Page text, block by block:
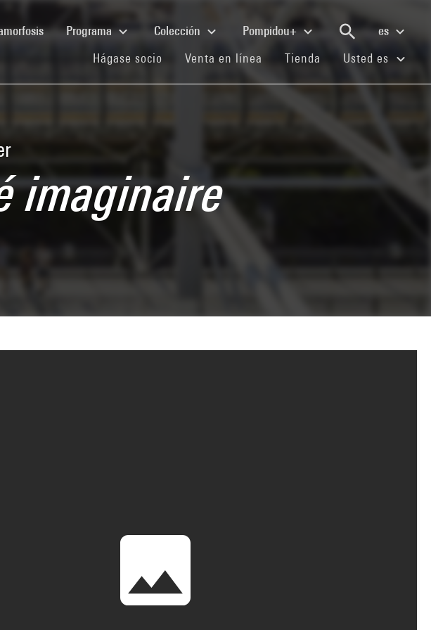
(current)Programa Colección Pompidou+
es
Hágase socio (current)
Venta en línea (current)
Tienda (current)
Usted es
imaginaire